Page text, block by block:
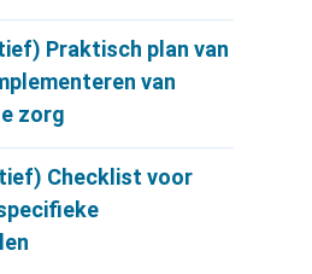
Praktisch plan van
van
zorg
Checklist voor